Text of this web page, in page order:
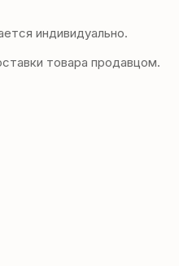
индивидуально.
товара продавцом.